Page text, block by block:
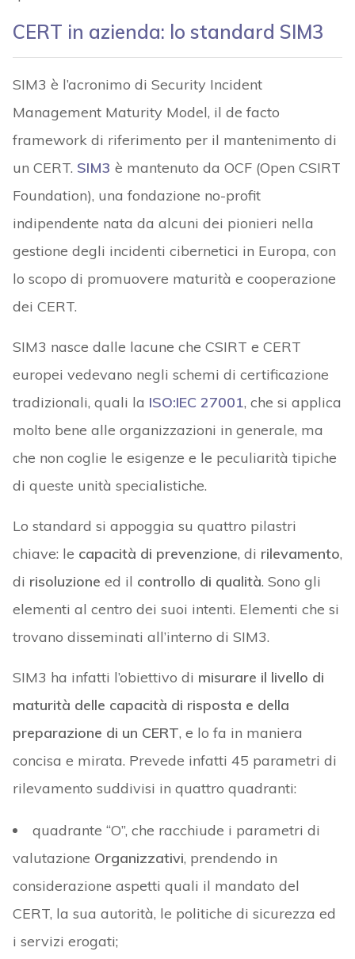
CERT in azienda: lo standard SIM3
SIM3 è l’acronimo di Security Incident
Management Maturity Model, il de facto
framework di riferimento per il mantenimento di
un CERT. SIM3 è mantenuto da OCF (Open CSIRT
Foundation), una fondazione no-profit
indipendente nata da alcuni dei pionieri nella
gestione degli incidenti cibernetici in Europa, con
lo scopo di promuovere maturità e cooperazione
dei CERT.
SIM3 nasce dalle lacune che CSIRT e CERT
europei vedevano negli schemi di certificazione
tradizionali, quali la ISO:IEC 27001, che si applica
molto bene alle organizzazioni in generale, ma
che non coglie le esigenze e le peculiarità tipiche
di queste unità specialistiche.
Lo standard si appoggia su quattro pilastri
chiave: le capacità di prevenzione, di rilevamento,
di risoluzione ed il controllo di qualità. Sono gli
elementi al centro dei suoi intenti. Elementi che si
trovano disseminati all’interno di SIM3.
SIM3 ha infatti l’obiettivo di misurare il livello di
maturità delle capacità di risposta e della
preparazione di un CERT, e lo fa in maniera
concisa e mirata. Prevede infatti 45 parametri di
rilevamento suddivisi in quattro quadranti:
quadrante “O”, che racchiude i parametri di
valutazione Organizzativi, prendendo in
considerazione aspetti quali il mandato del
CERT, la sua autorità, le politiche di sicurezza ed
i servizi erogati;